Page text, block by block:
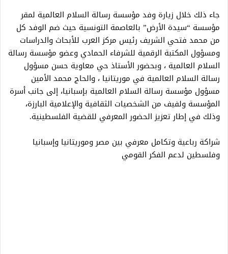
جاء ذلك خلال زيارة وفد مؤسسة رسالة السلام العالمية لمقر
مؤسسة “سيدة الأرض” بالعاصمة التونسية حيث ضم الوفد كل
من محمد فتحي الشريف رئيس مركز العرب للأبحاث والدراسات
ومسؤول المكتبة الرقمية للشرفاء الحمادي وعضو مؤسسة رسالة
السلام العالمية ، وبحضور الأستاذ حي معاوية حسن مسؤول
رسالة السلام العالمية في موريتانيا ، والحاج محمد الأمين
مسؤول مؤسسة رسالة السلام العالمية بإسبانيا، إلى جانب أسرة
المؤسسة ولفيف من الشخصيات الثقافية والإعلامية البارزة،
وذلك في إطار تعزيز الحضور المعرفي للقضية الفلسطينية.
شراكة رباعية وتكامل معرفي بين مصر وموريتانيا وإسبانيا
وفلسطين لدعم الفكر القومي